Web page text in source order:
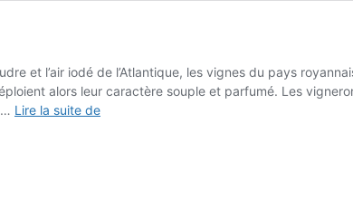
et l’air iodé de l’Atlantique, les vignes du pays
alors leur caractère souple et parfumé. Les
Lire la suite deChais